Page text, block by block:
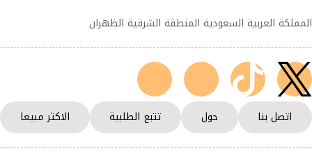
المملكة العربية السعودية المنطقة الشرقية الظهران
اتصل بنا حول تتبع الطلبية الاكثر مبيعا